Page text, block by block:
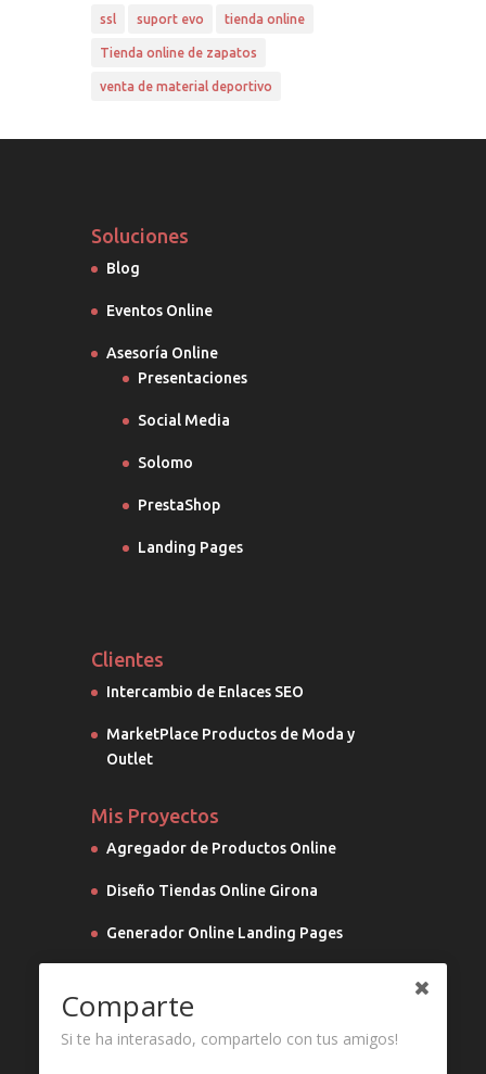
ssl suport evo tienda online
Tienda online de zapatos
venta de material deportivo
Soluciones
Blog
Eventos Online
Asesoría Online
Presentaciones
Social Media
Solomo
PrestaShop
Landing Pages
Clientes
Intercambio de Enlaces SEO
MarketPlace Productos de Moda y
Outlet
Mis Proyectos
Agregador de Productos Online
Diseño Tiendas Online Girona
Generador Online Landing Pages
Comparte
Si te ha interasado, compartelo con tus amigos!